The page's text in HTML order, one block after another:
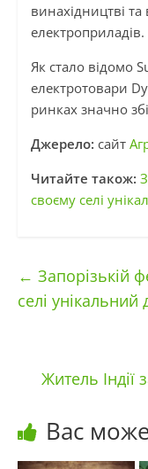
винахідництві
електроприладів.
Як стало відомо
електротовари
ринках значно
Джерело: сайт
Читайте також:
своєму селі
← Запорізькій
селі
Житель
Вас